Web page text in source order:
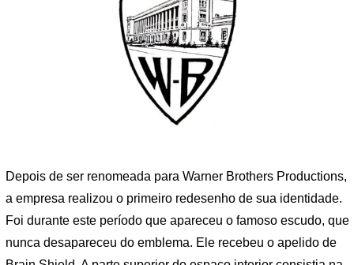
Depois de ser renomeada para Warner Brothers Productions,
a empresa realizou o primeiro redesenho de sua identidade.
Foi durante este período que apareceu o famoso escudo, que
nunca desapareceu do emblema. Ele recebeu o apelido de